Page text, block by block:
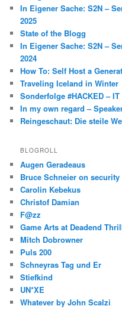
In Eigener Sache: S2N –
2025
State of the Blogg
In Eigener Sache: S2N –
2024
How To: Self Host a
Traveling Iceland in Winter
Sonderfolge #HACKED – IT
In my own regard –
Reingeschaut: Die steile
BLOGROLL
Augen Geradeaus
Bruce Schneier on security
Carolin Kebekus
Christof Damian
F@zz
Game Arts at Deadend
Mitch Dobrowner
Puls 200
Schneyras Tag und Er
Stiefkind
UN*XE
Whatever by John Scalzi